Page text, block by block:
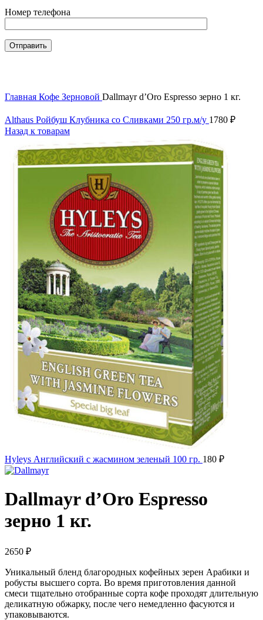
Номер телефона
Главная Кофе Зерновой Dallmayr d’Oro Espresso зерно 1 кг.
Althaus Ройбуш Клубника со Сливками 250 гр.м/у 1780 ₽
Назад к товарам
Hyleys Английский c жасмином зеленый 100 гр. 180 ₽
Dallmayr d’Oro Espresso
зерно 1 кг.
2650 ₽
Уникальный бленд благородных кофейных зерен Арабики и
робусты высшего сорта. Во время приготовления данной
смеси тщательно отобранные сорта кофе проходят длительную
деликатную обжарку, после чего немедленно фасуются и
упаковываются.